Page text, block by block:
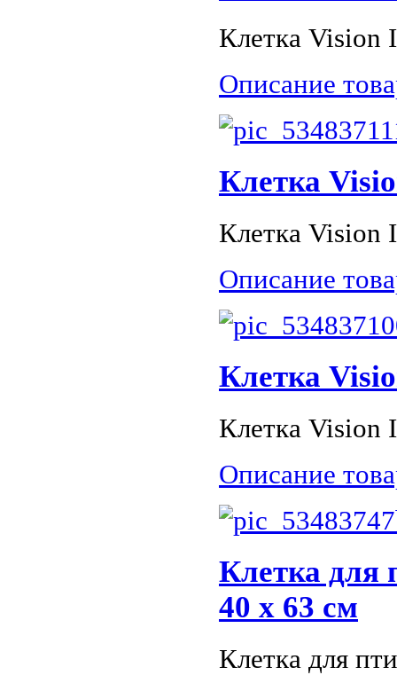
Клетка Vision
Описание
Клетка
Клетка Vision
Описание
Клетка
Клетка Vision
Описание
Клетка для
40 x 63 см
Клетка для